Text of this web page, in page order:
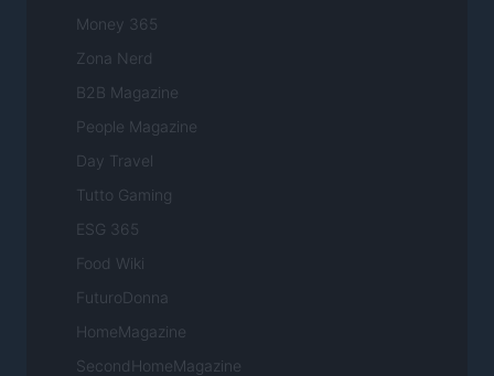
Money 365
Zona Nerd
B2B Magazine
People Magazine
Day Travel
Tutto Gaming
ESG 365
Food Wiki
FuturoDonna
HomeMagazine
SecondHomeMagazine